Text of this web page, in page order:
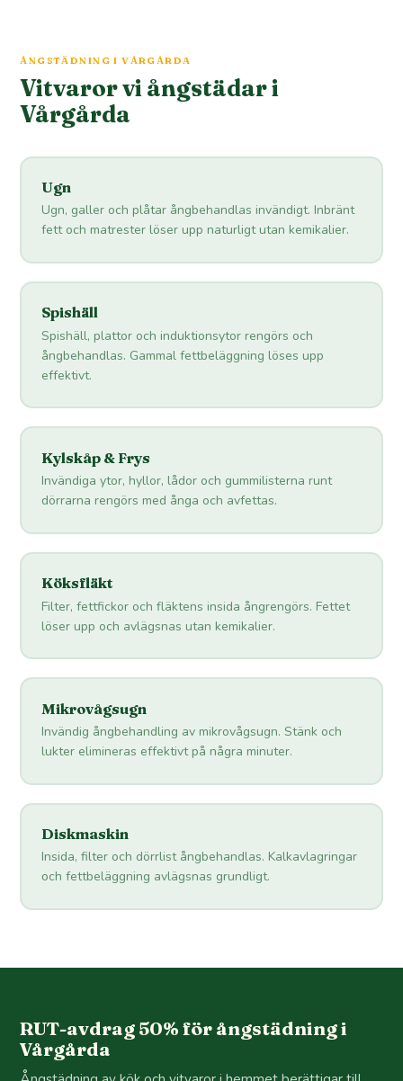
ÅNGSTÄDNING I VÅRGÅRDA
Vitvaror vi ångstädar i
Vårgårda
Ugn
Ugn, galler och plåtar ångbehandlas invändigt. Inbränt
fett och matrester löser upp naturligt utan kemikalier.
Spishäll
Spishäll, plattor och induktionsytor rengörs och
ångbehandlas. Gammal fettbeläggning löses upp
effektivt.
Kylskåp & Frys
Invändiga ytor, hyllor, lådor och gummilisterna runt
dörrarna rengörs med ånga och avfettas.
Köksfläkt
Filter, fettfickor och fläktens insida ångrengörs. Fettet
löser upp och avlägsnas utan kemikalier.
Mikrovågsugn
Invändig ångbehandling av mikrovågsugn. Stänk och
lukter elimineras effektivt på några minuter.
Diskmaskin
Insida, filter och dörrlist ångbehandlas. Kalkavlagringar
och fettbeläggning avlägsnas grundligt.
RUT-avdrag 50% för ångstädning i
Vårgårda